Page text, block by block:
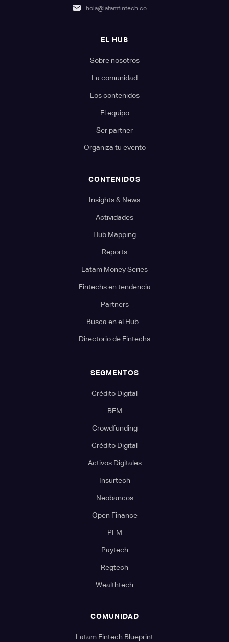
hola@latamfintech.co
EL HUB
Sobre nosotros
La comunidad
Los contenidos
El equipo
Ser partner
Organiza tu evento
CONTENIDOS
Insights & News
Actividades
Hub Mapping
Reports
Latam Money Series
Fintechs en tendencia
Partners
Busca en el Hub...
Directorio de Fintechs
SEGMENTOS
Crédito Digital
BFM
Crowdfunding
Crédito Digital
Activos Digitales
Insurtech
Neobancos
Open Finance
PFM
Paytech
Regtech
Wealthtech
COMUNIDAD
Latam Fintech Blueprint